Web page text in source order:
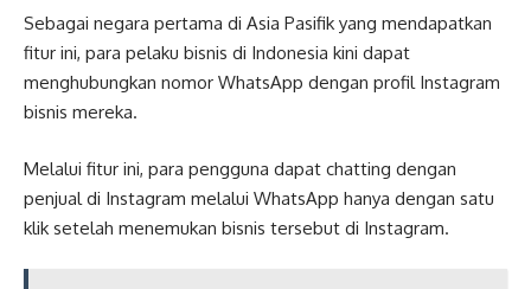
Sebagai negara pertama di Asia Pasifik yang mendapatkan
fitur ini, para pelaku bisnis di Indonesia kini dapat
menghubungkan nomor WhatsApp dengan profil Instagram
bisnis mereka.
Melalui fitur ini, para pengguna dapat chatting dengan
penjual di Instagram melalui WhatsApp hanya dengan satu
klik setelah menemukan bisnis tersebut di Instagram.